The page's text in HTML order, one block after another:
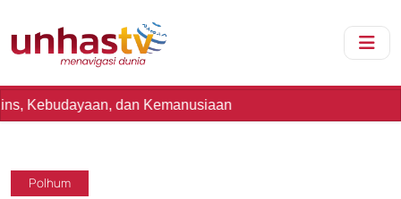
dan Kemanusiaan
Polhum